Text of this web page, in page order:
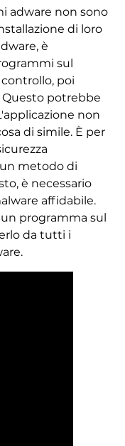
adware non sono
di loro
è
sul
poi
Questo potrebbe
non
di simile. È per
metodo di
è necessario
affidabile.
programma sul
da tutti i